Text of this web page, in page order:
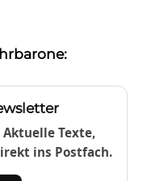
Texte,
ins Postfach.